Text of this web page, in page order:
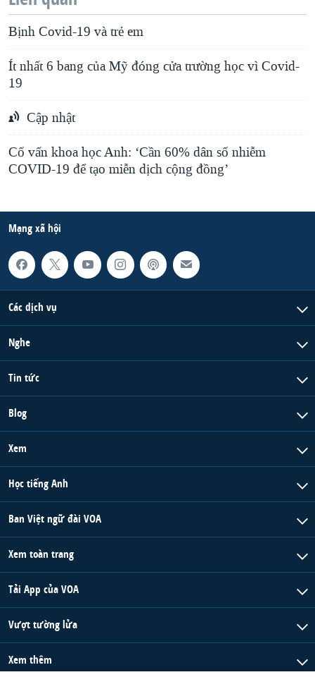
Bịnh Covid-19 và trẻ em
Ít nhất 6 bang của Mỹ đóng cửa trường học vì Covid-
19
Cập nhật
Cố vấn khoa học Anh: ‘Cần 60% dân số nhiễm
COVID-19 để tạo miễn dịch cộng đồng’
Mạng xã hội
Các dịch vụ
Nghe
Tin tức
Blog
Xem
Học tiếng Anh
Ban Việt ngữ đài VOA
Xem toàn trang
Tải App của VOA
Vượt tường lửa
Xem thêm